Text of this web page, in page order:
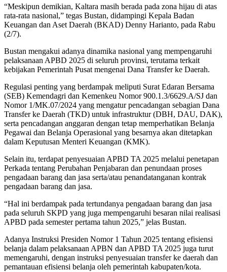
“Meskipun demikian, Kaltara masih berada pada zona hijau di atas
rata-rata nasional,” tegas Bustan, didampingi Kepala Badan
Keuangan dan Aset Daerah (BKAD) Denny Harianto, pada Rabu
(2/7).
Bustan mengakui adanya dinamika nasional yang mempengaruhi
pelaksanaan APBD 2025 di seluruh provinsi, terutama terkait
kebijakan Pemerintah Pusat mengenai Dana Transfer ke Daerah.
Regulasi penting yang berdampak meliputi Surat Edaran Bersama
(SEB) Kemendagri dan Kemenkeu Nomor 900.1.3/6629.A/SJ dan
Nomor 1/MK.07/2024 yang mengatur pencadangan sebagian Dana
Transfer ke Daerah (TKD) untuk infrastruktur (DBH, DAU, DAK),
serta pencadangan anggaran dengan tetap memperhatikan Belanja
Pegawai dan Belanja Operasional yang besarnya akan ditetapkan
dalam Keputusan Menteri Keuangan (KMK).
Selain itu, terdapat penyesuaian APBD TA 2025 melalui penetapan
Perkada tentang Perubahan Penjabaran dan penundaan proses
pengadaan barang dan jasa serta/atau penandatanganan kontrak
pengadaan barang dan jasa.
“Hal ini berdampak pada tertundanya pengadaan barang dan jasa
pada seluruh SKPD yang juga mempengaruhi besaran nilai realisasi
APBD pada semester pertama tahun 2025,” jelas Bustan.
Adanya Instruksi Presiden Nomor 1 Tahun 2025 tentang efisiensi
belanja dalam pelaksanaan APBN dan APBD TA 2025 juga turut
memengaruhi, dengan instruksi penyesuaian transfer ke daerah dan
pemantauan efisiensi belanja oleh pemerintah kabupaten/kota.